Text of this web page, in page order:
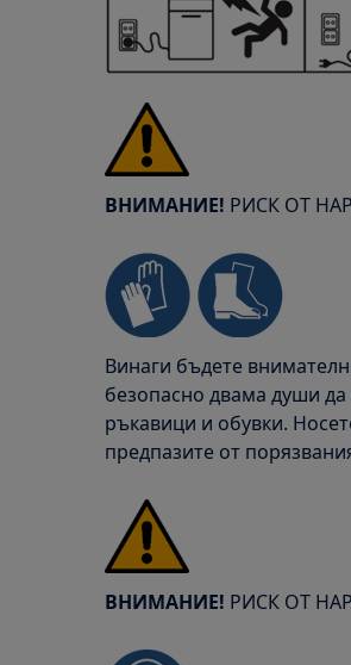
ВНИМАНИЕ! РИСК ОТ
Винаги бъдете
безопасно двама души
ръкавици и обувки.
предпазите от
ВНИМАНИЕ! РИСК ОТ